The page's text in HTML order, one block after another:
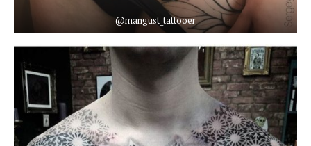
@mangust_tattooer